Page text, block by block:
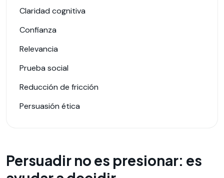
Claridad cognitiva
Confianza
Relevancia
Prueba social
Reducción de fricción
Persuasión ética
Persuadir no es presionar: es